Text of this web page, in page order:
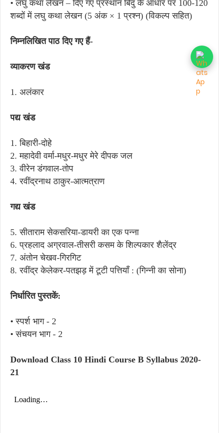
• लघु कथा लेखन – दिए गए प्रस्थान बिंदु के आधार पर 100-120
शब्दों में लघु कथा लेखन (5 अंक × 1 प्रश्न) (विकल्प सहित)
निम्नलिखित पाठ दिए गए हैं-
व्याकरण खंड
1. अलंकार
पद्य खंड
1. बिहारी-दोहे
2. महादेवी वर्मा-मधुर-मधुर मेरे दीपक जल
3. वीरेन डंगवाल-तोप
4. रवींद्रनाथ ठाकुर-आत्मत्राण
गद्य खंड
5. सीताराम सेकसरिया-डायरी का एक पन्ना
6. प्रहलाद अग्रवाल-तीसरी कसम के शिल्पकार शैलेंद्र
7. अंतोन चेखव-गिरगिट
8. रवींद्र केलेकर-पतझड़ में टूटी पत्तियाँ : (गिन्नी का सोना)
निर्धारित पुस्तकें:
• स्पर्श भाग - 2
• संचयन भाग - 2
Download Class 10 Hindi Course B Syllabus 2020-
21